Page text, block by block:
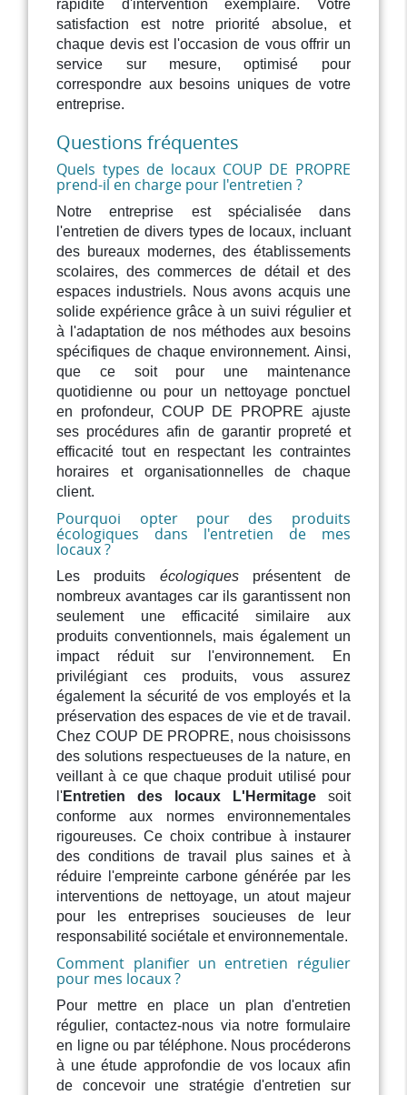
rapidité d'intervention exemplaire. Votre
satisfaction est notre priorité absolue, et
chaque devis est l'occasion de vous offrir un
service sur mesure, optimisé pour
correspondre aux besoins uniques de votre
entreprise.
Questions fréquentes
Quels types de locaux COUP DE PROPRE
prend-il en charge pour l'entretien ?
Notre entreprise est spécialisée dans
l'entretien de divers types de locaux, incluant
des bureaux modernes, des établissements
scolaires, des commerces de détail et des
espaces industriels. Nous avons acquis une
solide expérience grâce à un suivi régulier et
à l'adaptation de nos méthodes aux besoins
spécifiques de chaque environnement. Ainsi,
que ce soit pour une maintenance
quotidienne ou pour un nettoyage ponctuel
en profondeur, COUP DE PROPRE ajuste
ses procédures afin de garantir propreté et
efficacité tout en respectant les contraintes
horaires et organisationnelles de chaque
client.
Pourquoi opter pour des produits
écologiques dans l'entretien de mes
locaux ?
Les produits écologiquesprésentent de
nombreux avantages car ils garantissent non
seulement une efficacité similaire aux
produits conventionnels, mais également un
impact réduit sur l'environnement. En
privilégiant ces produits, vous assurez
également la sécurité de vos employés et la
préservation des espaces de vie et de travail.
Chez COUP DE PROPRE, nous choisissons
des solutions respectueuses de la nature, en
veillant à ce que chaque produit utilisé pour
l'Entretien des locaux L'Hermitagesoit
conforme aux normes environnementales
rigoureuses. Ce choix contribue à instaurer
des conditions de travail plus saines et à
réduire l'empreinte carbone générée par les
interventions de nettoyage, un atout majeur
pour les entreprises soucieuses de leur
responsabilité sociétale et environnementale.
Comment planifier un entretien régulier
pour mes locaux ?
Pour mettre en place un plan d'entretien
régulier, contactez-nous via notre formulaire
en ligne ou par téléphone. Nous procéderons
à une étude approfondie de vos locaux afin
de concevoir une stratégie d'entretien sur